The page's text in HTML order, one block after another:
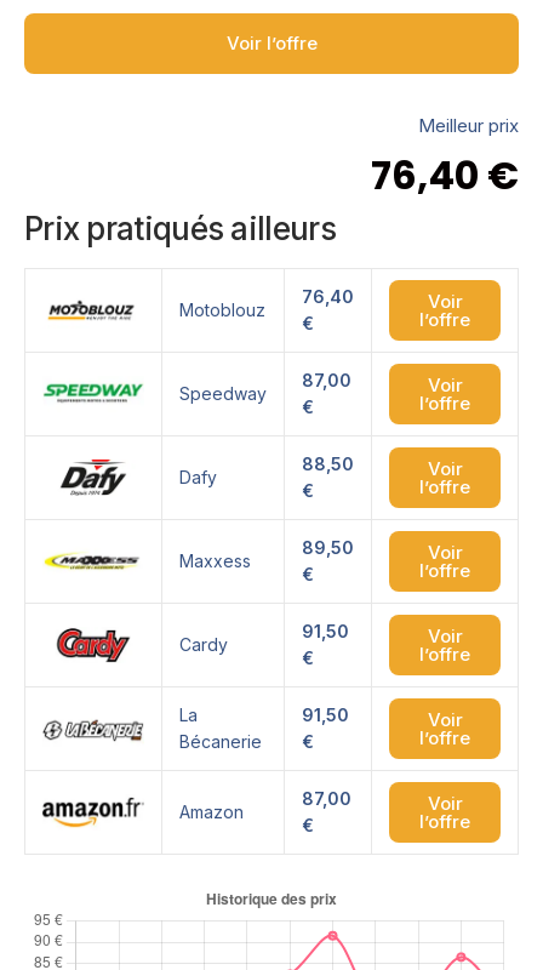
Voir l’offre
Meilleur prix
76,40 €
Prix pratiqués ailleurs
Motoblouz
76,40
€
Voir
l’offre
Speedway
87,00
€
Voir
l’offre
Dafy
88,50
€
Voir
l’offre
Maxxess
89,50
€
Voir
l’offre
Cardy
91,50
€
Voir
l’offre
La
Bécanerie
91,50
€
Voir
l’offre
Amazon
87,00
€
Voir
l’offre